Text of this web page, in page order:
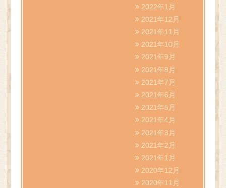
2022年1月
2021年12月
2021年11月
2021年10月
2021年9月
2021年8月
2021年7月
2021年6月
2021年5月
2021年4月
2021年3月
2021年2月
2021年1月
2020年12月
2020年11月